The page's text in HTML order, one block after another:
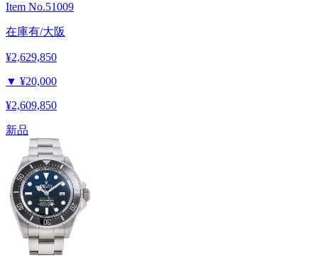
Item No.51009
在庫有/大阪
¥2,629,850
▼ ¥20,000
¥2,609,850
新品